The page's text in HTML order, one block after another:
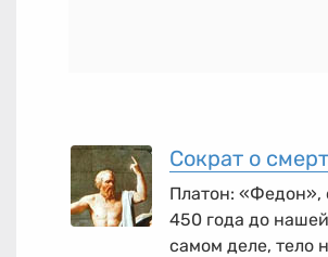
Сократ о
Платон: «Федон»,
450 года до
самом деле, тело